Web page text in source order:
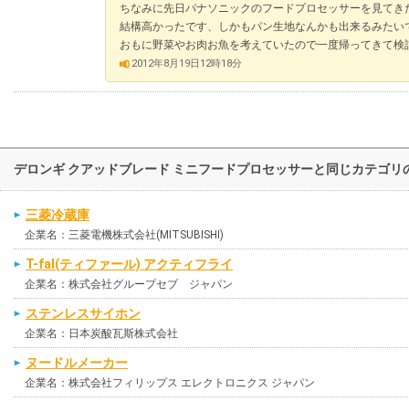
ちなみに先日パナソニックのフードプロセッサーを見てき
結構高かったです、しかもパン生地なんかも出来るみたい
おもに野菜やお肉お魚を考えていたので一度帰ってきて検
2012年8月19日12時18分
デロンギ クアッドブレード ミニフードプロセッサーと同じカテゴリ
三菱冷蔵庫
企業名：三菱電機株式会社(MITSUBISHI)
T-fal(ティファール) アクティフライ
企業名：株式会社グループセブ ジャパン
ステンレスサイホン
企業名：日本炭酸瓦斯株式会社
ヌードルメーカー
企業名：株式会社フィリップス エレクトロニクス ジャパン